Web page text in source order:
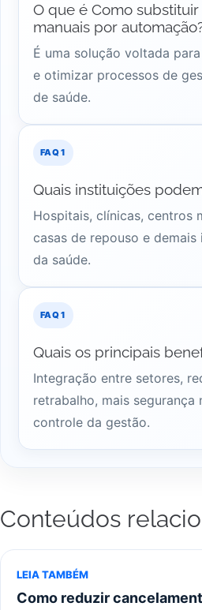
O que é Como
manuais por
É uma solução voltada
e otimizar processos de
de saúde.
Quais instituições
Hospitais, clínicas, centros
casas de repouso e
da saúde.
Quais os principais
Integração entre setores,
retrabalho, mais segurança
controle da gestão.
Conteúdos
LEIA TAMBÉM
Como reduzir